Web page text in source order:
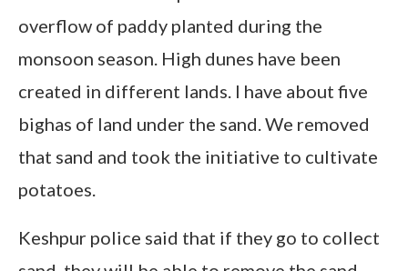
overflow of paddy planted during the
monsoon season. High dunes have been
created in different lands. I have about five
bighas of land under the sand. We removed
that sand and took the initiative to cultivate
potatoes.
Keshpur police said that if they go to collect